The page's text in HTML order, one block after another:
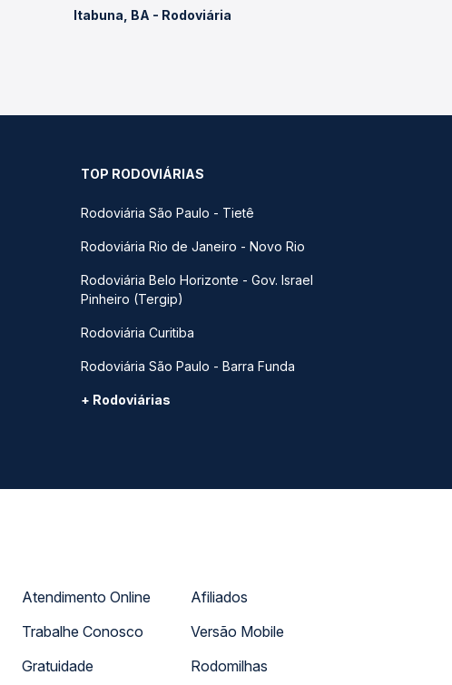
Itabuna, BA - Rodoviária
TOP RODOVIÁRIAS
Rodoviária São Paulo - Tietê
Rodoviária Rio de Janeiro - Novo Rio
Rodoviária Belo Horizonte - Gov. Israel
Pinheiro (Tergip)
Rodoviária Curitiba
Rodoviária São Paulo - Barra Funda
+ Rodoviárias
Atendimento Online
Trabalhe Conosco
Gratuidade
Afiliados
Versão Mobile
Rodomilhas